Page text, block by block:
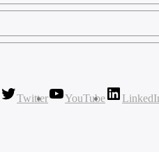
Twitter YouTube